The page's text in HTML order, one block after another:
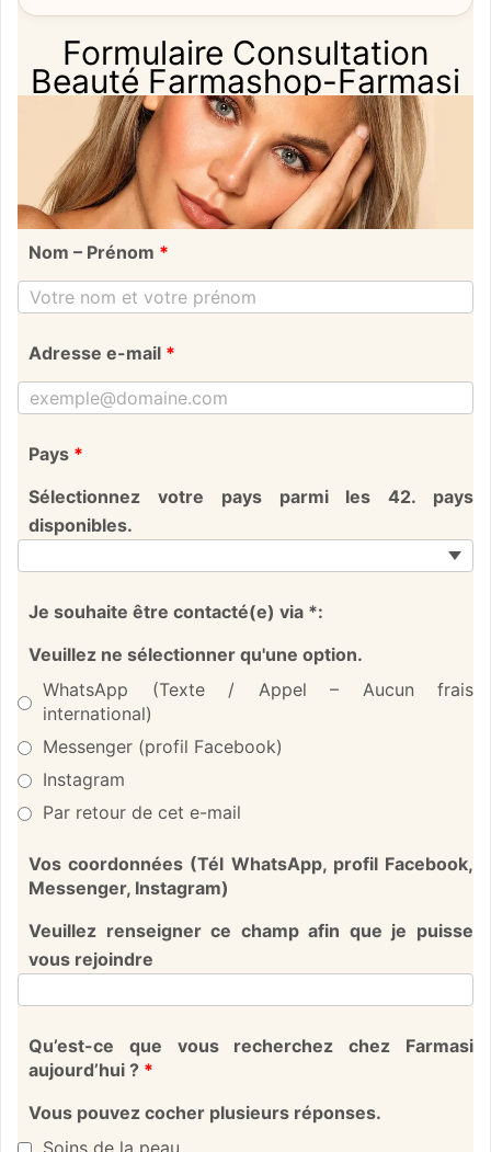
Formulaire Consultation
Beauté Farmashop-Farmasi
Nom – Prénom *
Adresse e-mail *
Pays *
Sélectionnez votre pays parmi les 42. pays
disponibles.
Je souhaite être contacté(e) via *:
Veuillez ne sélectionner qu'une option.
WhatsApp (Texte / Appel – Aucun frais
international)
Messenger (profil Facebook)
Instagram
Par retour de cet e-mail
Vos coordonnées (Tél WhatsApp, profil Facebook,
Messenger, Instagram)
Veuillez renseigner ce champ afin que je puisse
vous rejoindre
Qu’est-ce que vous recherchez chez Farmasi
aujourd’hui ? *
Vous pouvez cocher plusieurs réponses.
Soins de la peau